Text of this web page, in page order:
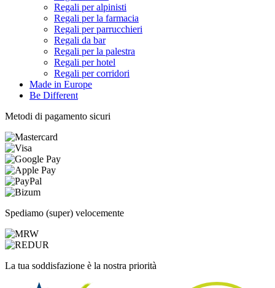
Regali per alpinisti
Regali per la farmacia
Regali per parrucchieri
Regali da bar
Regali per la palestra
Regali per hotel
Regali per corridori
Made in Europe
Be Different
Metodi di pagamento sicuri
Spediamo (super) velocemente
La tua soddisfazione è la nostra priorità